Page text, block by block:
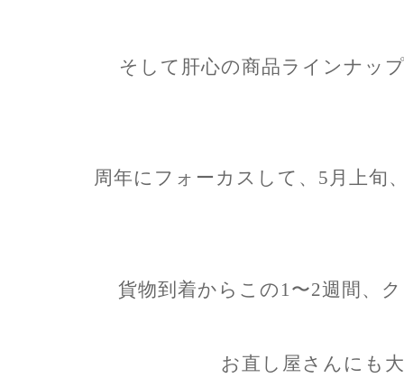
そして肝心の商品ラインナッ
周年にフォーカスして、5月上旬
貨物到着からこの1〜2週間、
お直し屋さんにも